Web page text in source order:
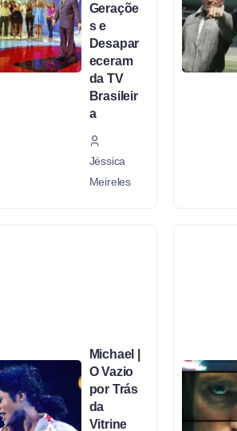
Geraçõe
s e
Desapar
eceram
da TV
Brasileir
a
Jéssica
Meireles
Michael |
O Vazio
por Trás
da
Vitrine